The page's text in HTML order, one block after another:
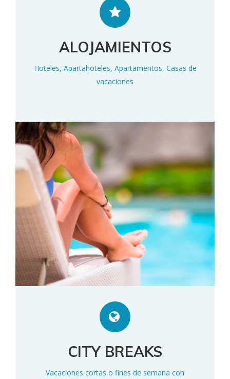
ALOJAMIENTOS
Hoteles, Apartahoteles, Apartamentos, Casas de
vacaciones
CITY BREAKS
Vacaciones cortas o fines de semana con